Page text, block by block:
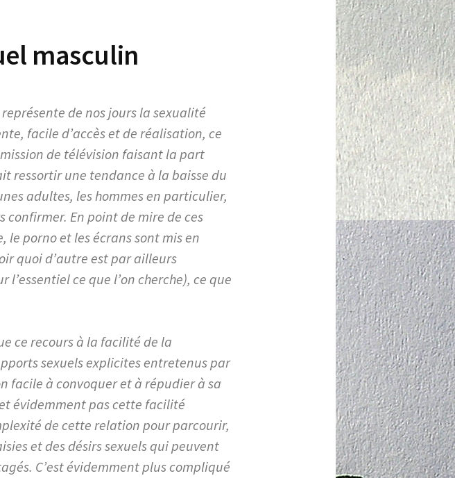
masculin
de nos jours la sexualité
facile d’accès et de réalisation, ce
de télévision faisant la part
ressortir une tendance à la baisse du
adultes, les hommes en particulier,
En point de mire de ces
porno et les écrans sont mis en
quoi d’autre est par ailleurs
ce que l’on cherche), ce que
ce recours à la facilité de la
sexuels explicites entretenus par
facile à convoquer et à répudier à sa
évidemment pas cette facilité
de cette relation pour parcourir,
et des désirs sexuels qui peuvent
C’est évidemment plus compliqué